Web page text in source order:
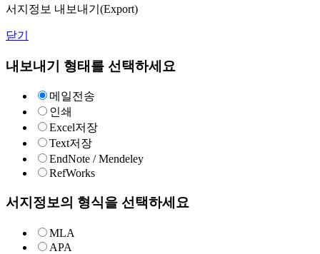
서지정보 내보내기(Export)
닫기
내보내기 형태를 선택하세요
메일전송
인쇄
Excel저장
Text저장
EndNote / Mendeley
RefWorks
서지정보의 형식을 선택하세요
MLA
APA